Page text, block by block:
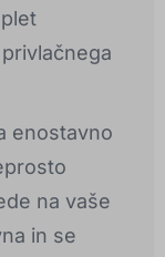
enostavno
na vaše
in se